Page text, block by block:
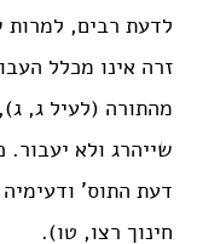
לדעת רבים, למרות
זרה אינו מכלל
מהתורה (לעיל ג,
שייהרג ולא יעבור.
דעת התוס’
חינוך רצו, טו).